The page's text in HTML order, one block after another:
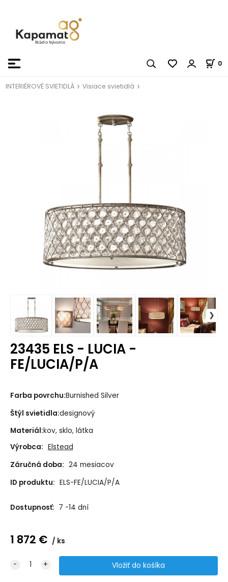
0
INTERIÉROVÉ SVIETIDLÁ Visiace svietidlá
23435 ELS - LUCIA -
FE/LUCIA/P/A
Farba povrchu:Burnished Silver
Štýl svietidla:designový
Materiál:kov, sklo, látka
Výrobca: Elstead
Záručná doba: 24 mesiacov
ID produktu: ELS-FE/LUCIA/P/A
Dostupnosť: 7 -14 dní
1 872 € ks